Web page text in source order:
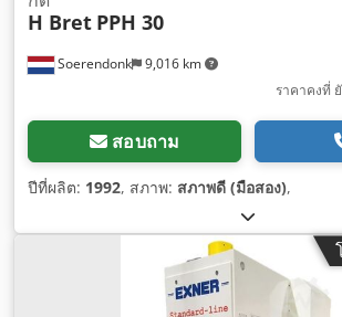
Soerendonk 9,016 km
H Bret PPH 30
ราคาคงที่
สอบถาม
ปีที่ผลิต: 1992, สภาพ: สภาพดี (มือสอง),